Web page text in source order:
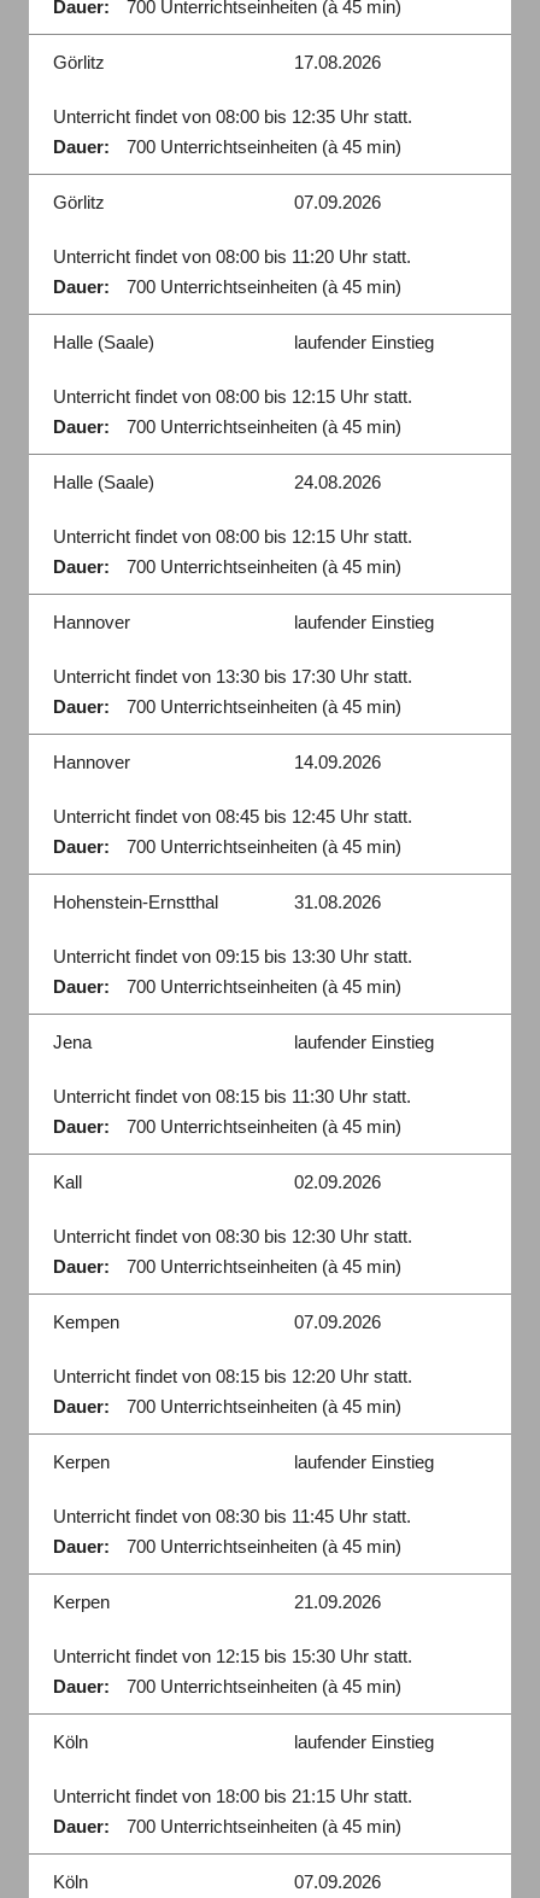
Dauer: 700 Unterrichtseinheiten (à 45 min)
Görlitz 17.08.2026
Unterricht findet von 08:00 bis 12:35 Uhr statt.
Dauer:
700 Unterrichtseinheiten (à 45 min)
Görlitz 07.09.2026
Unterricht findet von 08:00 bis 11:20 Uhr statt.
Dauer:
700 Unterrichtseinheiten (à 45 min)
Halle (Saale) laufender Einstieg
Unterricht findet von 08:00 bis 12:15 Uhr statt.
Dauer:
700 Unterrichtseinheiten (à 45 min)
Halle (Saale) 24.08.2026
Unterricht findet von 08:00 bis 12:15 Uhr statt.
Dauer:
700 Unterrichtseinheiten (à 45 min)
Hannover laufender Einstieg
Unterricht findet von 13:30 bis 17:30 Uhr statt.
Dauer:
700 Unterrichtseinheiten (à 45 min)
Hannover 14.09.2026
Unterricht findet von 08:45 bis 12:45 Uhr statt.
Dauer:
700 Unterrichtseinheiten (à 45 min)
Hohenstein-Ernstthal 31.08.2026
Unterricht findet von 09:15 bis 13:30 Uhr statt.
Dauer:
700 Unterrichtseinheiten (à 45 min)
Jena laufender Einstieg
Unterricht findet von 08:15 bis 11:30 Uhr statt.
Dauer:
700 Unterrichtseinheiten (à 45 min)
Kall 02.09.2026
Unterricht findet von 08:30 bis 12:30 Uhr statt.
Dauer:
700 Unterrichtseinheiten (à 45 min)
Kempen 07.09.2026
Unterricht findet von 08:15 bis 12:20 Uhr statt.
Dauer:
700 Unterrichtseinheiten (à 45 min)
Kerpen laufender Einstieg
Unterricht findet von 08:30 bis 11:45 Uhr statt.
Dauer:
700 Unterrichtseinheiten (à 45 min)
Kerpen 21.09.2026
Unterricht findet von 12:15 bis 15:30 Uhr statt.
Dauer:
700 Unterrichtseinheiten (à 45 min)
Köln laufender Einstieg
Unterricht findet von 18:00 bis 21:15 Uhr statt.
Dauer:
700 Unterrichtseinheiten (à 45 min)
Köln 07.09.2026